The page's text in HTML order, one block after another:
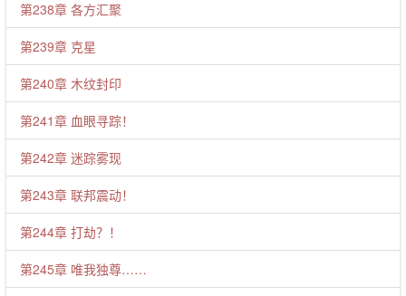
第238章 各方汇聚
第239章 克星
第240章 木纹封印
第241章 血眼寻踪！
第242章 迷踪雾现
第243章 联邦震动！
第244章 打劫？！
第245章 唯我独尊……